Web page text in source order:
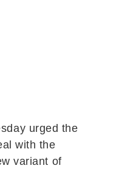
urged the
with the
variant of